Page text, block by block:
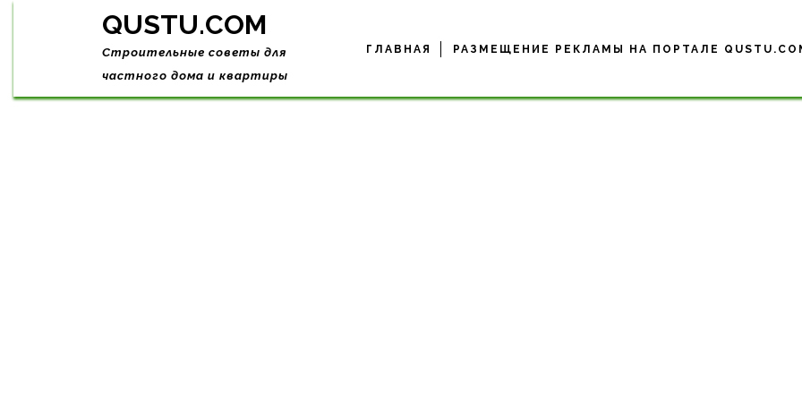
Skip
QUSTU.COM
Строительные советы для
частного дома и квартиры
ГЛАВНАЯ РАЗМЕЩЕНИЕ РЕКЛАМЫ НА ПОРТАЛЕ